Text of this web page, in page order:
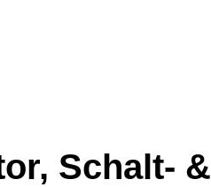
Schalt- &